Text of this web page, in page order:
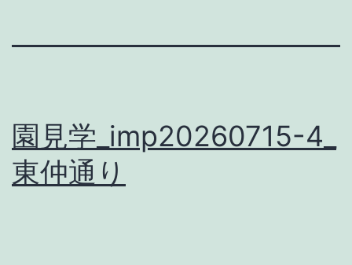
園見学_imp20260715-4_
東仲通り